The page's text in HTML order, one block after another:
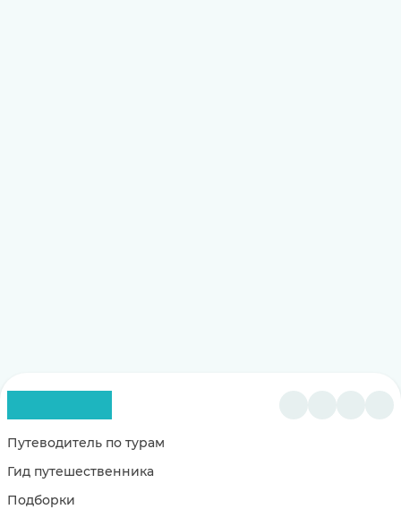
Путеводитель по турам
Гид путешественника
Подборки